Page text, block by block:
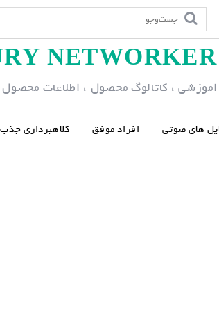
NETWORKER
، کاتالوگ محصول ، اطلاعات
های صوتی افراد موفق کلاهبرداری